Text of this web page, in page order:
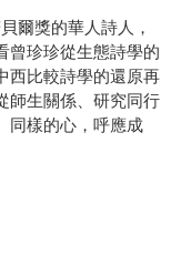
爾獎的華人詩人，
曾珍珍從生態詩學的
西比較詩學的還原再
師生關係、研究同行
同樣的心，呼應成